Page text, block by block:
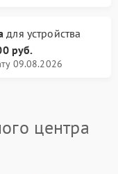
для устройства
руб.
09.08.2026
центра